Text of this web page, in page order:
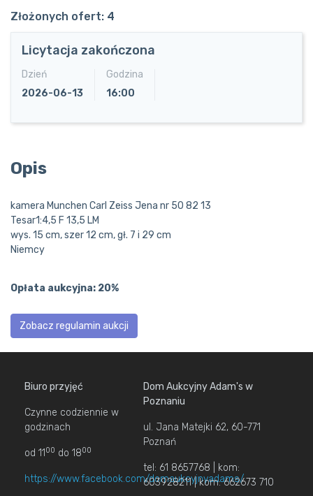
Złożonych ofert: 4
Licytacja zakończona
Dzień
2026-06-13
Godzina
16:00
Opis
kamera Munchen Carl Zeiss Jena nr 50 82 13
Tesar1:4,5 F 13,5 LM
wys. 15 cm, szer 12 cm, gł. 7 i 29 cm
Niemcy
Opłata aukcyjna: 20%
Zobacz regulamin aukcji
Biuro przyjęć
Czynne codziennie w
godzinach
od 11 00 do 1800
https://www.facebook.com/domaukcyjnyadams/
Dom Aukcyjny Adam's w
Poznaniu
ul. Jana Matejki 62, 60-771
Poznań
tel: 61 8657768 | kom:
603928211 | kom: 662673 710